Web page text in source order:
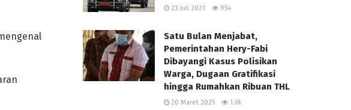
23 Juli 2021 954
Satu Bulan Menjabat,
Pemerintahan Hery-Fabi
Dibayangi Kasus Polisikan
Warga, Dugaan Gratifikasi
hingga Rumahkan Ribuan THL
20 Maret 2025 1.6k